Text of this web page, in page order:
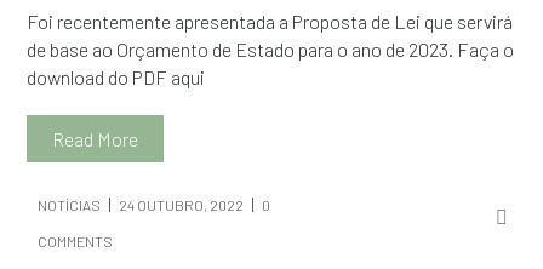
Foi recentemente apresentada a Proposta de Lei que servirá
de base ao Orçamento de Estado para o ano de 2023. Faça o
download do PDF aqui
Read More
NOTÍCIAS 24 OUTUBRO, 2022 0
COMMENTS